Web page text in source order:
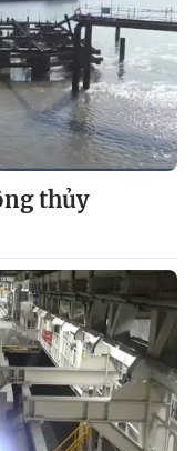
thủy